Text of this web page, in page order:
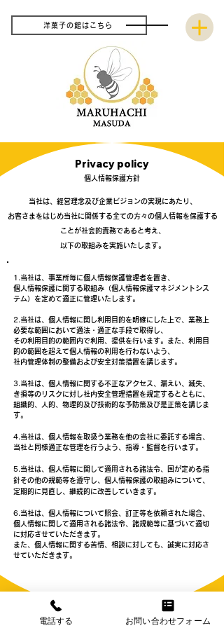
洋菓子の館はこちら
Privacy policy
​個人情報保護方針
当社は、経営理念及び企業ビジョンの実現にあたり、
お客さまをはじめ当社に関係する全ての方々の個人情報を保護する
ことが社会的責務であると考え、
以下の取組みを実施いたします。
1.当社は、事業所毎に個人情報保護管理者を置き、
個 人情報保護に関する取組み（個人情報保護マネジメントシス
テム）を定めて適正に管理いたします。
​2.当社は、個人情報に関し利用目的を明確にした上で、業務上
必要な範囲において適法・適正な手段で取得し、
その利用目的の範囲内で利用、提供を行います。ま た、利用目
的の範囲を超えて個人情報の利用を行わないよう、
社内管理体制の整備および安全対策措置を講じます。
​3.当社は、個人情報に関する不正なアクセス、漏えい、滅失、
き損等のリスクに対し社内安全管理措置を規定するとともに、
組織的、人的、物理的及び技術的な予防策及び是正策を講じま
す。
4.当社は、個人情報を取扱う業務を他の会社に委託する場合、
当社と同様適正な管理を行うよう、指導・監督を行います。
5.当社は、個人情報に関して適用される諸法令、国が定める指
針その他の規範等を遵守し、個人情報保護の取組みについて、
定期的に見直し、継続的に改善していきます。
6.当社は、個人情報について照会、訂正等を依頼された場合、
個人情報に関して適用される諸法令、諸規範等に基づいて適切
に対応させていただきます。
また、個人情報に関する苦情、相談に対しても、誠実に対応さ
せていただきます。
電話する お問い合わせフォーム